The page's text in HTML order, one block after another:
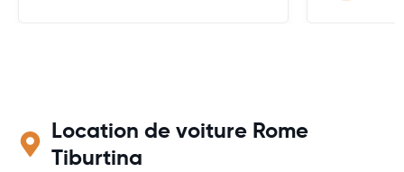
Location de voiture Rome
Tiburtina